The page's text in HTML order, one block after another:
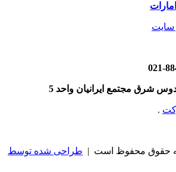
سایت
شرق مجتمع ایرانیان واحد 5
.
طراحی شده توسط